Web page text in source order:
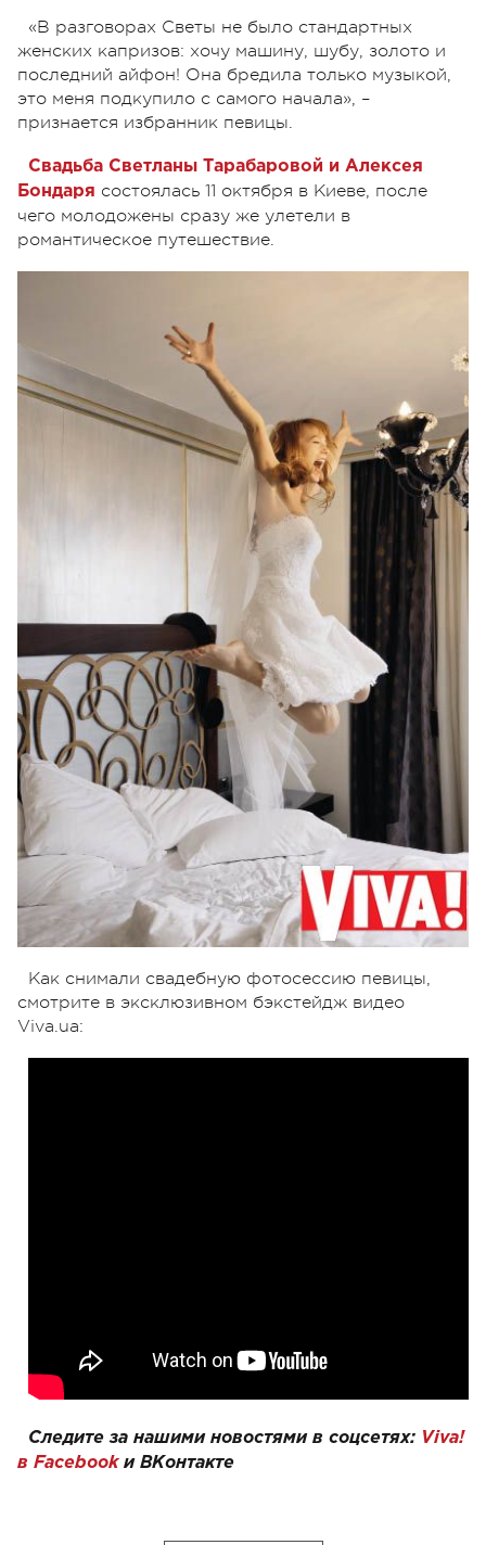
«В разговорах Светы не было стандартных
женских капризов: хочу машину, шубу, золото и
последний айфон! Она бредила только музыкой,
это меня подкупило с самого начала», –
признается избранник певицы.
Свадьба Светланы Тарабаровой и Алексея
Бондаря состоялась 11 октября в Киеве, после
чего молодожены сразу же улетели в
романтическое путешествие.
Как снимали свадебную фотосессию певицы,
смотрите в эксклюзивном бэкстейдж видео
Viva.ua:
Следите за нашими новостями в соцсетях: Viva!
в Facebookи ВКонтакте